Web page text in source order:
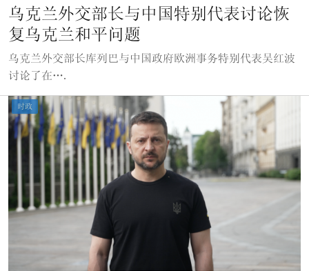
乌克兰外交部长与中国特别代表讨论恢
复乌克兰和平问题
乌克兰外交部长库列巴与中国政府欧洲事务特别代表吴红波
讨论了在….
时政